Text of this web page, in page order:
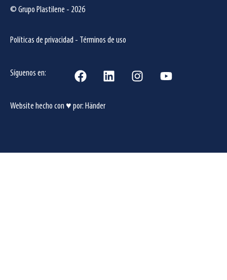
© Grupo Plastilene - 2026
Políticas de privacidad - Términos de uso
Síguenos en:
Website hecho con ♥ por: Händer